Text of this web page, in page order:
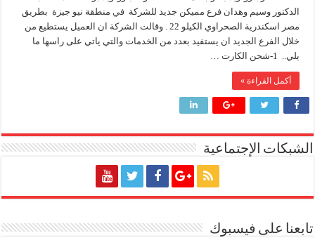
وزير البترول والثروة المعدنية يتفقد استئناف أعمال الحفر بحقل البركة في أسوان بعد توقف منذ عام 2022.. ويؤكد: كامل الاهتمام لوضع صعيد مصر
وزير البترول يتابع انتاج حقل البركة في اسوان
النيل للبترول» تحصد شهادة «ISO 39001» لنظام إدارة السلامة المرورية بجهود ذاتية
مميكن
لـ
شركة
بتروتريد
الدكتور وسيم وهدان فرع مميكن جديد للشركة في منطقة نيو جيزة بطريق
مصر اسكندرية الصحراوي الكيلو 22 . وقالت الشركة ان العميل يستطيع من
خلال الفرع الجديد ان يستفيد بعدد من الخدمات والتي ياتي على راسها ما
يلي.. 1-شحن الكارت …
أكمل القراءة »
الشبكات الإجتماعية
تابعنا على فيسبوك